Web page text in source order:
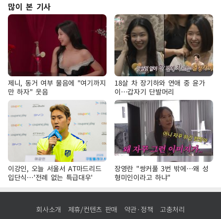
많이 본 기사
제니, 동거 여부 물음에 "여기까지
만 하자" 웃음
18살 차 장기하와 연애 중 윤가
이…갑자기 단발머리
이강인, 오늘 서울서 AT마드리드
입단식…'전례 없는 특급대우'
장영란 "쌍커풀 3번 밖에…왜 성
형미인이라고 하냐"
회사소개 제휴/컨텐츠 판매 약관·정책 고충처리